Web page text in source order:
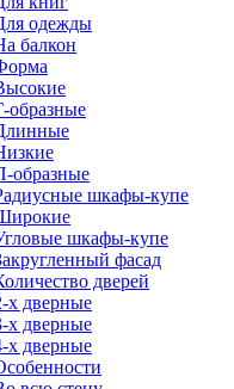
одежды
балкон
образные
образные
шкафы-купе
шкафы-купе
фасад
дверей
х дверные
х дверные
х дверные